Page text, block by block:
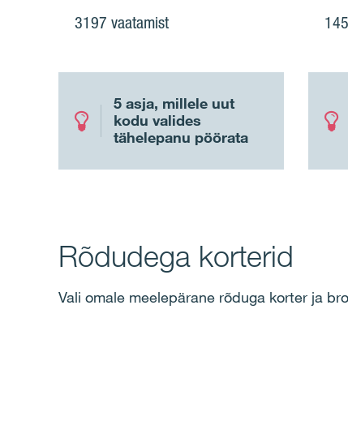
3197 vaatamist
5 asja, millele uut
kodu valides
tähelepanu pöörata
Rõdudega korterid
Vali omale meelepärane rõduga korter ja